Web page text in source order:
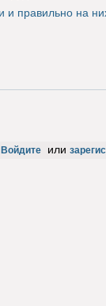
и правильно на
Войдите или